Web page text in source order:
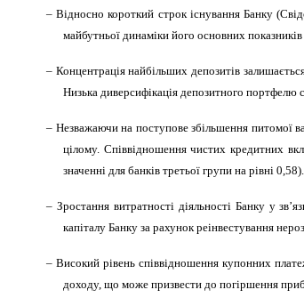
– Відносно короткий строк існування Банку
майбутньої динаміки його основних показників
– Концентрація найбільших депозитів
Низька диверсифікація депозитного портфелю
– Незважаючи на поступове збільшення питомої
цілому. Співвідношення чистих кредитних
значенні для банків третьої групи на рівні 0,58).
– Зростання витратності діяльності Банку у
капіталу Банку за рахунок реінвестування
– Високий рівень співвідношення купонних
доходу, що може призвести до погіршення